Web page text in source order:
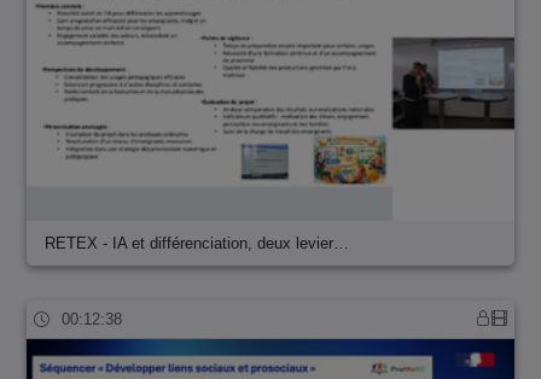
RETEX - IA et différenciation, deux levier…
00:12:38